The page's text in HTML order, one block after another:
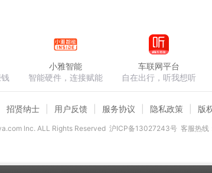
小雅智能
智能硬件，连接赋能
车联网平台
自在出行，听我想听
招贤纳士 用户反馈 服务协议 隐私政策 版
lnc. ALL Rights Reserved 沪ICP备13027243号 客服热